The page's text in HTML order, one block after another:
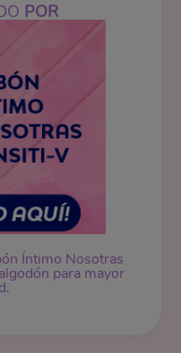
POR
Íntimo Nosotras
para mayor